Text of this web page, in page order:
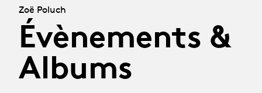
Zoë Poluch
Évènements &
Albums